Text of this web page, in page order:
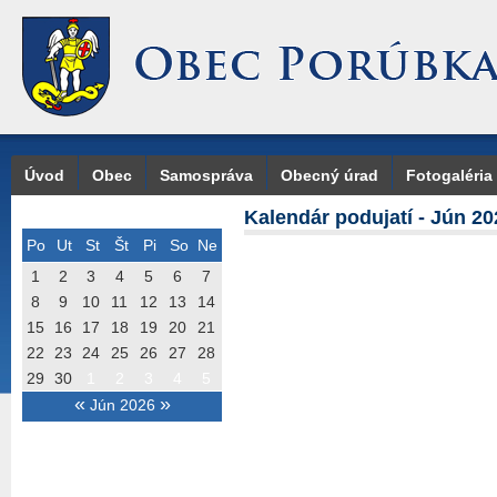
Úvod Obec Samospráva Obecný úrad Fotogaléria
Po Ut St Št Pi So Ne
« Jún 2026 »
1 2 3 4 5 6
7
8
9 10 11 12 13
14
15
16 17 18 19 20
21
22
23 24 25 26 27
28
29
30
Kalendár podujatí - Jún